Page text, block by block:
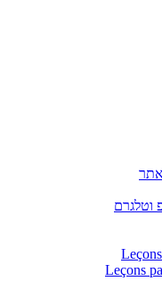
וטלגרם
Leçons